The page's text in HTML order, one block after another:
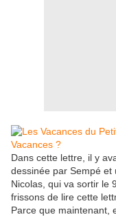
Dans cette lettre, il y
dessinée par Sempé et
Nicolas, qui va sortir le
frissons de lire cette
Parce que maintenant,